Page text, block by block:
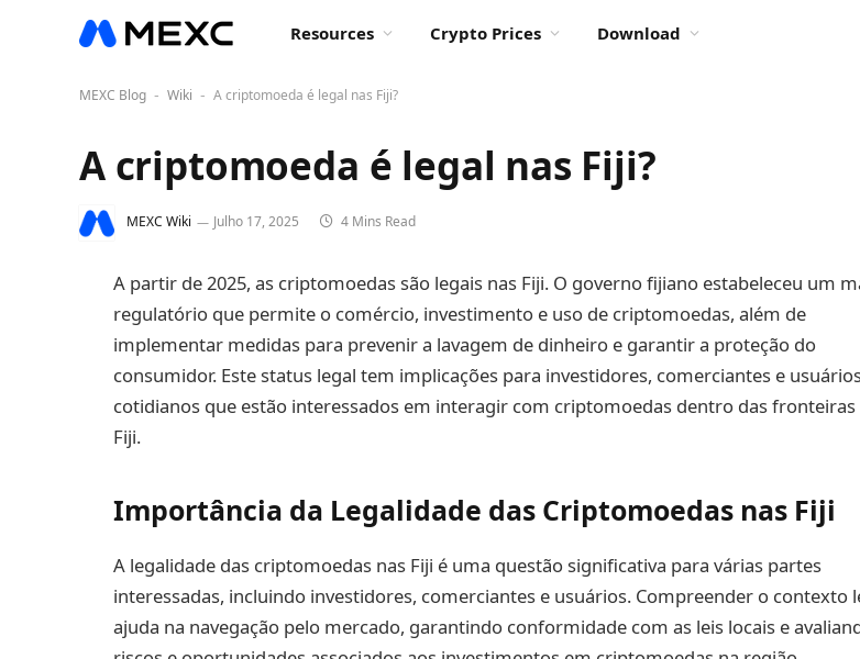
Resources Crypto Prices Download
MEXC Blog - Wiki - A criptomoeda é legal nas Fiji?
A criptomoeda é legal nas Fiji?
MEXC Wiki Julho 17, 2025 4 Mins Read
A partir de 2025, as criptomoedas são legais nas Fiji. O governo fijiano estabeleceu um
regulatório que permite o comércio, investimento e uso de criptomoedas, além de
implementar medidas para prevenir a lavagem de dinheiro e garantir a proteção do
consumidor. Este status legal tem implicações para investidores, comerciantes e
cotidianos que estão interessados em interagir com criptomoedas dentro das fronteiras
Fiji.
Importância da Legalidade das Criptomoedas nas Fiji
A legalidade das criptomoedas nas Fiji é uma questão significativa para várias partes
interessadas, incluindo investidores, comerciantes e usuários. Compreender o contexto
ajuda na navegação pelo mercado, garantindo conformidade com as leis locais e